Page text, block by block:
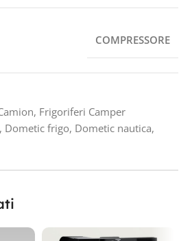
COMPRESSORE
, Frigoriferi Camper
, Dometic frigo, Dometic nautica,